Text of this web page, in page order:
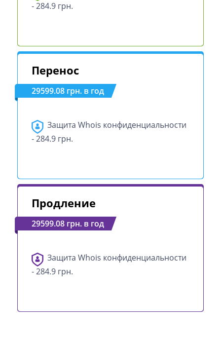
- 284.9 грн.
Перенос
29599.08 грн. в год
Защита Whois конфиденциальности
- 284.9 грн.
Продление
29599.08 грн. в год
Защита Whois конфиденциальности
- 284.9 грн.